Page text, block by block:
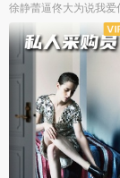
徐静蕾逼佟大为说我爱